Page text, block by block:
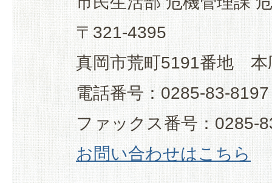
〒321-4395
真岡市荒町5191番地 本
電話番号：0285-83-8197
ファックス番号：0285-
お問い合わせはこちら